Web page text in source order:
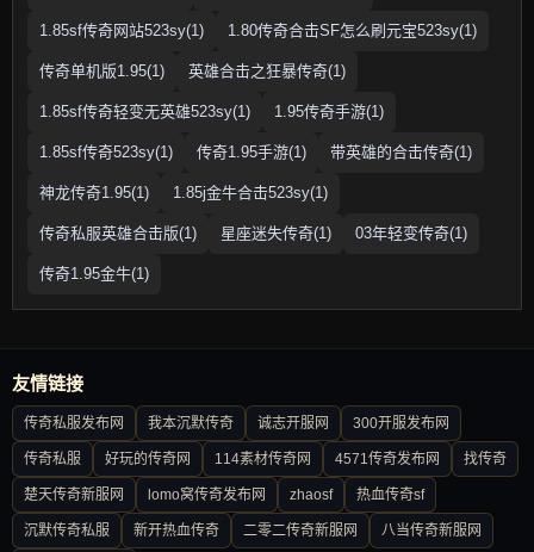
1.85sf传奇网站523sy(1) 1.80传奇合击SF怎么刷元宝523sy(1)
传奇单机版1.95(1) 英雄合击之狂暴传奇(1)
1.85sf传奇轻变无英雄523sy(1) 1.95传奇手游(1)
1.85sf传奇523sy(1) 传奇1.95手游(1) 带英雄的合击传奇(1)
神龙传奇1.95(1) 1.85j金牛合击523sy(1)
传奇私服英雄合击版(1) 星座迷失传奇(1) 03年轻变传奇(1)
传奇1.95金牛(1)
友情链接
传奇私服发布网 我本沉默传奇 诚志开服网 300开服发布网
传奇私服 好玩的传奇网 114素材传奇网 4571传奇发布网 找传奇
楚天传奇新服网 lomo窝传奇发布网 zhaosf 热血传奇sf
沉默传奇私服 新开热血传奇 二零二传奇新服网 八当传奇新服网